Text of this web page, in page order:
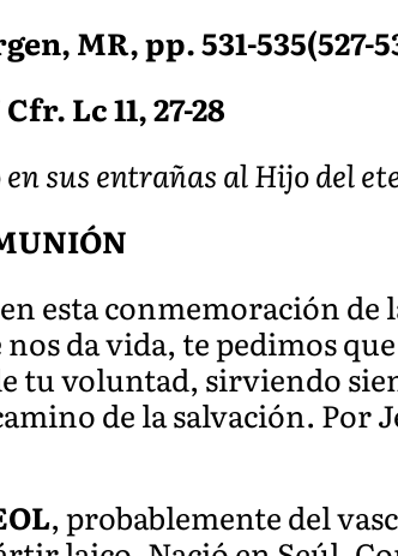
MR, pp. 531-535(527-
Lc 11, 27-28
sus entrañas al Hijo del
esta conmemoración
da vida, te pedimos
tu voluntad, sirviendo
de la salvación. Por
, probablemente del